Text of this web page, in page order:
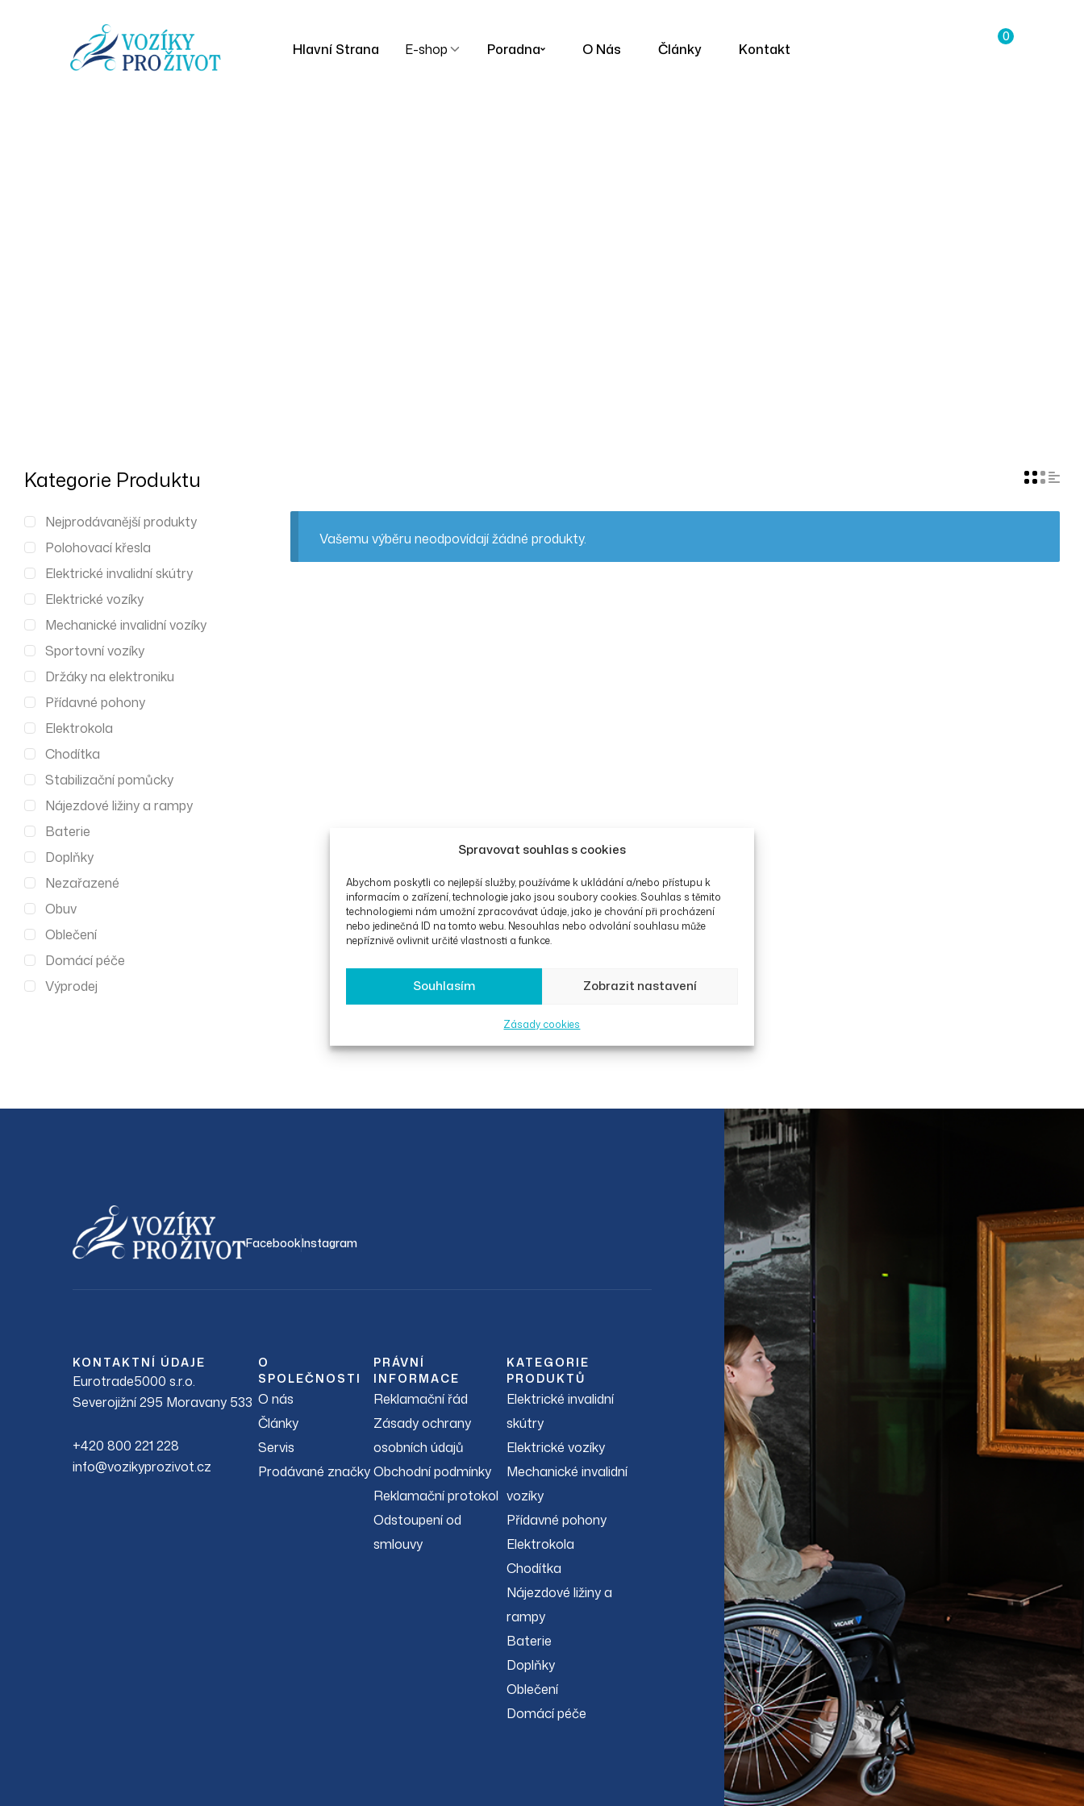
Spravovat souhlas s cookies
Abychom poskytli co nejlepší služby, používáme k ukládání a/nebo přístupu k
informacím o zařízení, technologie jako jsou soubory cookies. Souhlas s těmito
technologiemi nám umožní zpracovávat údaje, jako je chování při procházení
nebo jedinečná ID na tomto webu. Nesouhlas nebo odvolání souhlasu může
nepříznivě ovlivnit určité vlastnosti a funkce.
Souhlasím Zobrazit nastavení
Zásady cookies
Hlavní Strana E-shop Poradna O Nás Články Kontakt
0
Vašemu výběru neodpovídají žádné produkty.
Kategorie Produktu
Nejprodávanější produkty
Polohovací křesla
Elektrické invalidní skútry
Elektrické vozíky
Mechanické invalidní vozíky
Sportovní vozíky
Držáky na elektroniku
Přídavné pohony
Elektrokola
Chodítka
Stabilizační pomůcky
Nájezdové ližiny a rampy
Baterie
Doplňky
Nezařazené
Obuv
Oblečení
Domácí péče
Výprodej
FacebookInstagram
KONTAKTNÍ ÚDAJE
Eurotrade5000 s.r.o.
Severojižní 295 Moravany 533
+420 800 221 228
info@vozikyprozivot.cz
O
SPOLEČNOSTI
O nás
Články
Servis
Prodávané značky
PRÁVNÍ
INFORMACE
Reklamační řád
Zásady ochrany
osobních údajů
Obchodní podmínky
Reklamační protokol
Odstoupení od
smlouvy
KATEGORIE
PRODUKTŮ
Elektrické invalidní
skútry
Elektrické vozíky
Mechanické invalidní
vozíky
Přídavné pohony
Elektrokola
Chodítka
Nájezdové ližiny a
rampy
Baterie
Doplňky
Oblečení
Domácí péče